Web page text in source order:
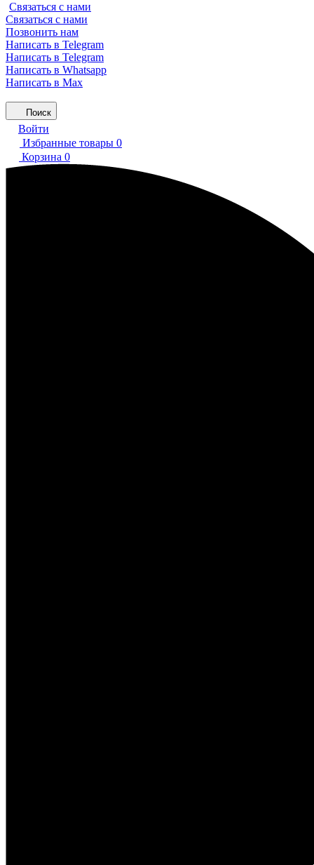
Связаться с нами
Связаться с нами
Позвонить нам
Написать в Telegram
Написать в Telegram
Написать в Whatsapp
Написать в Max
Поиск
Войти
Избранные товары 0
Корзина 0